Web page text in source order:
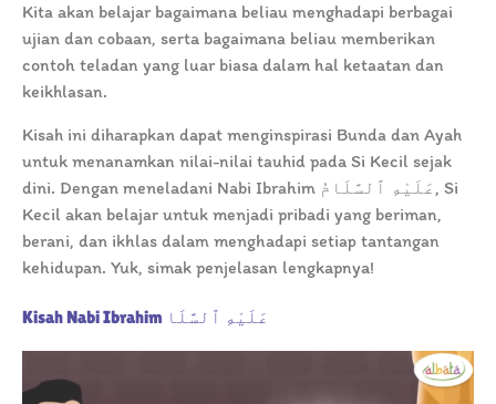
Kita akan belajar bagaimana beliau menghadapi berbagai
ujian dan cobaan, serta bagaimana beliau memberikan
contoh teladan yang luar biasa dalam hal ketaatan dan
keikhlasan.
Kisah ini diharapkan dapat menginspirasi Bunda dan Ayah
untuk menanamkan nilai-nilai tauhid pada Si Kecil sejak
dini. Dengan meneladani Nabi Ibrahim عَلَيْهِ ٱلسَّلَامُ, Si
Kecil akan belajar untuk menjadi pribadi yang beriman,
berani, dan ikhlas dalam menghadapi setiap tantangan
kehidupan. Yuk, simak penjelasan lengkapnya!
Kisah Nabi Ibrahim عَلَيْهِ ٱلسَّلَا